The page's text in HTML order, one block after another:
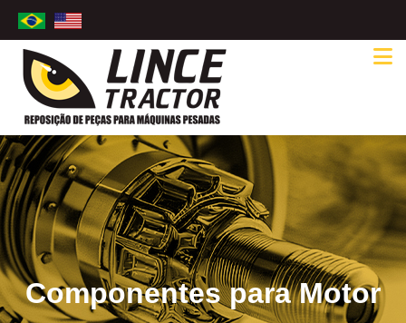
Componentes para Motor